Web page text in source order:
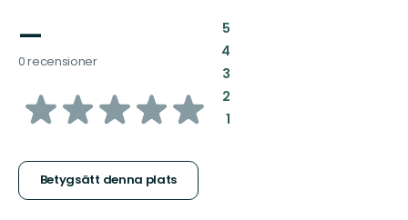
—
0 recensioner
av
stjärnor
Betygsätt denna plats
5:
4:
3:
2:
1: